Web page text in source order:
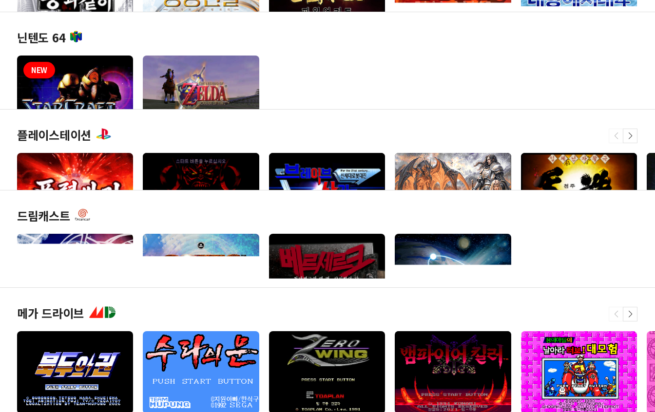
흑표 - 용과같이 신장 영웅전설 3 하얀마녀
닌텐도 64
스타크래프트 64
젤다의 전설 - 시간의
오카리나
플레이스테이션
디아블로 1 브레이브 사가 퍼스트퀸 4
드림캐스트
소닉 어드벤처 2
소닉 어드벤처 -
인터내셔널
베르세르크 천년제국의 매
편 상실화의 장
판타시 스타 온라인
메가 드라이브